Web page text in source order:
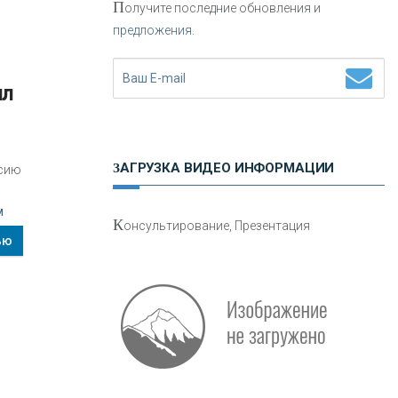
Нетворкинг для предпринимателей
авто
Получите последние обновления и
предложения.
ЗАГРУЗКА ВИДЕО ИНФОРМАЦИИ
Консультирование, Презентация